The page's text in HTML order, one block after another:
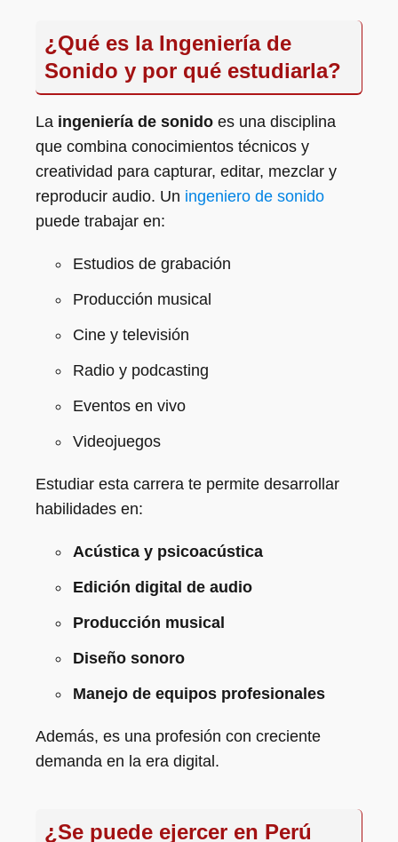
¿Qué es la Ingeniería de
Sonido y por qué estudiarla?
La ingeniería de sonido es una disciplina
que combina conocimientos técnicos y
creatividad para capturar, editar, mezclar y
reproducir audio. Un ingeniero de sonido
puede trabajar en:
Estudios de grabación
Producción musical
Cine y televisión
Radio y podcasting
Eventos en vivo
Videojuegos
Estudiar esta carrera te permite desarrollar
habilidades en:
Acústica y psicoacústica
Edición digital de audio
Producción musical
Diseño sonoro
Manejo de equipos profesionales
Además, es una profesión con creciente
demanda en la era digital.
¿Se puede ejercer en Perú